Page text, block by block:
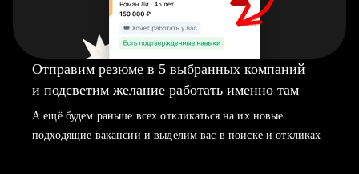
Отправим резюме в 5 выбранных компаний
и подсветим желание работать именно там
А ещё будем раньше всех откликаться на их новые
подходящие вакансии и выделим вас в поиске и откликах